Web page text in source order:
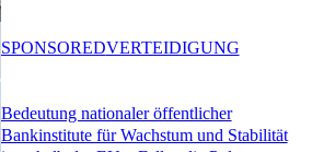
Bedeutung nationaler öffentlicher
Bankinstitute für Wachstum und Stabilität
SPONSOREDVERTEIDIGUNG